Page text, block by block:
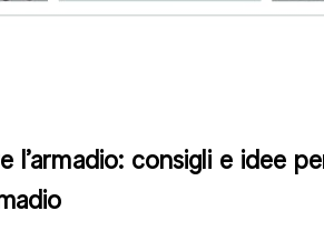
l’armadio: consigli e idee